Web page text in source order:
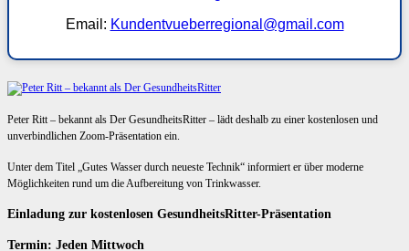
Email: Kundentvueberregional@gmail.com
Peter Ritt – bekannt als Der GesundheitsRitter – lädt deshalb zu einer kostenlosen und
unverbindlichen Zoom-Präsentation ein.
Unter dem Titel „Gutes Wasser durch neueste Technik“ informiert er über moderne
Möglichkeiten rund um die Aufbereitung von Trinkwasser.
Einladung zur kostenlosen GesundheitsRitter-Präsentation
Termin: Jeden Mittwoch